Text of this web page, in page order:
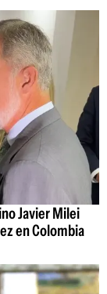
Javier Milei
en Colombia